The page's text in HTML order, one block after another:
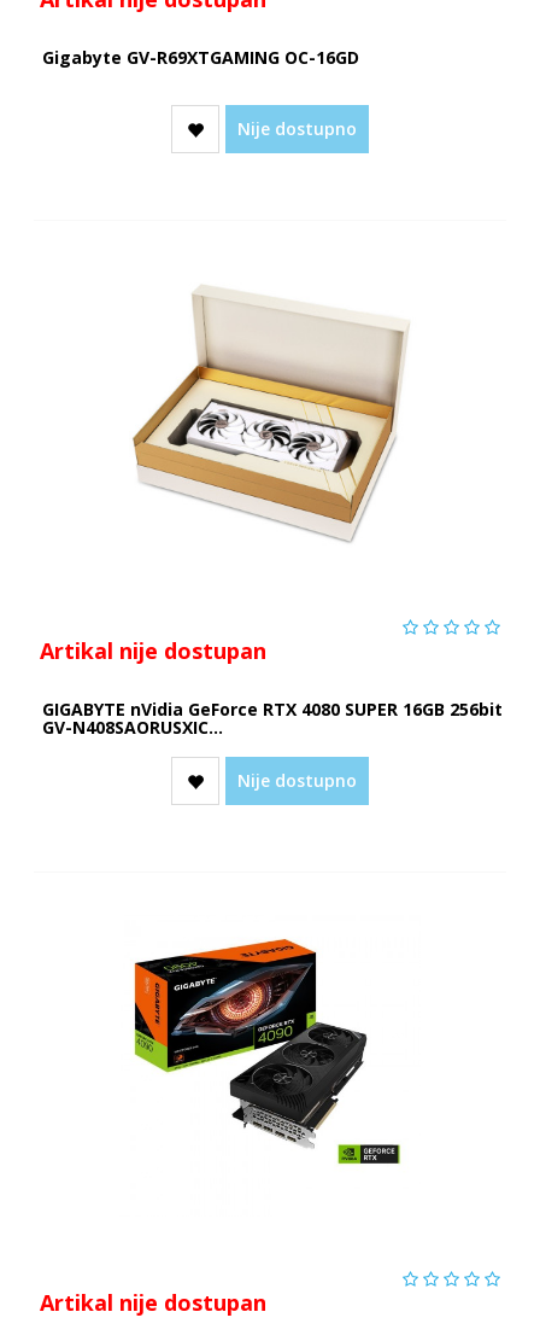
Gigabyte GV-R69XTGAMING OC-16GD
Nije dostupno
Artikal nije dostupan
GIGABYTE nVidia GeForce RTX 4080 SUPER 16GB 256bit
GV-N408SAORUSXIC...
Nije dostupno
Artikal nije dostupan